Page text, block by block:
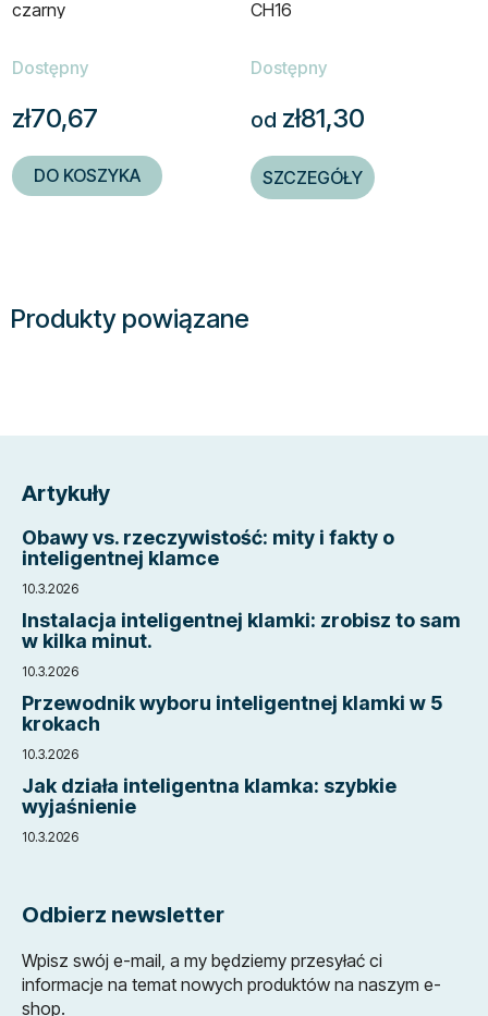
Produkty powiązane
czarny
Dostępny
zł70,67
DO KOSZYKA
CH16
Dostępny
od zł81,30
SZCZEGÓŁY
Artykuły
Obawy vs. rzeczywistość: mity i fakty o
inteligentnej klamce
10.3.2026
Instalacja inteligentnej klamki: zrobisz to sam
w kilka minut.
10.3.2026
Przewodnik wyboru inteligentnej klamki w 5
krokach
10.3.2026
Jak działa inteligentna klamka: szybkie
wyjaśnienie
10.3.2026
Odbierz newsletter
Wpisz swój e-mail, a my będziemy przesyłać ci
informacje na temat nowych produktów na naszym e-
shop.